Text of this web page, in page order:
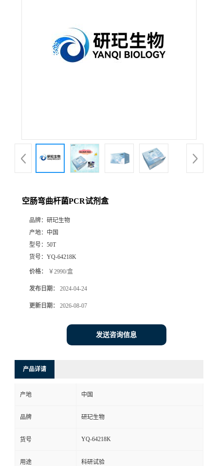
空肠弯曲杆菌PCR试剂盒
品牌： 研玘生物
产地： 中国
型号： 50T
货号： YQ-64218K
价格： ￥2990/盒
发布日期： 2024-04-24
更新日期： 2026-08-07
发送咨询信息
产品详请
产地 中国
品牌 研玘生物
货号 YQ-64218K
用途 科研试验